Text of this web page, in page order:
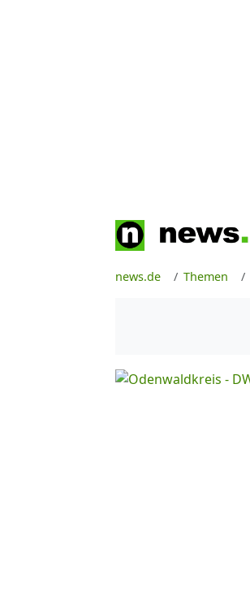
news.de Themen